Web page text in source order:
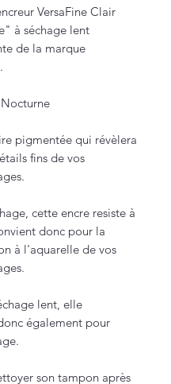
VersaFine Clair
à séchage lent
de la marque
pigmentée qui révèlera
fins de vos
cette encre resiste à
donc pour la
à l'aquarelle de vos
lent, elle
également pour
son tampon après